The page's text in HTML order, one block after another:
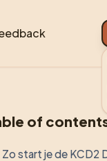
of
Zo start je de KCD2